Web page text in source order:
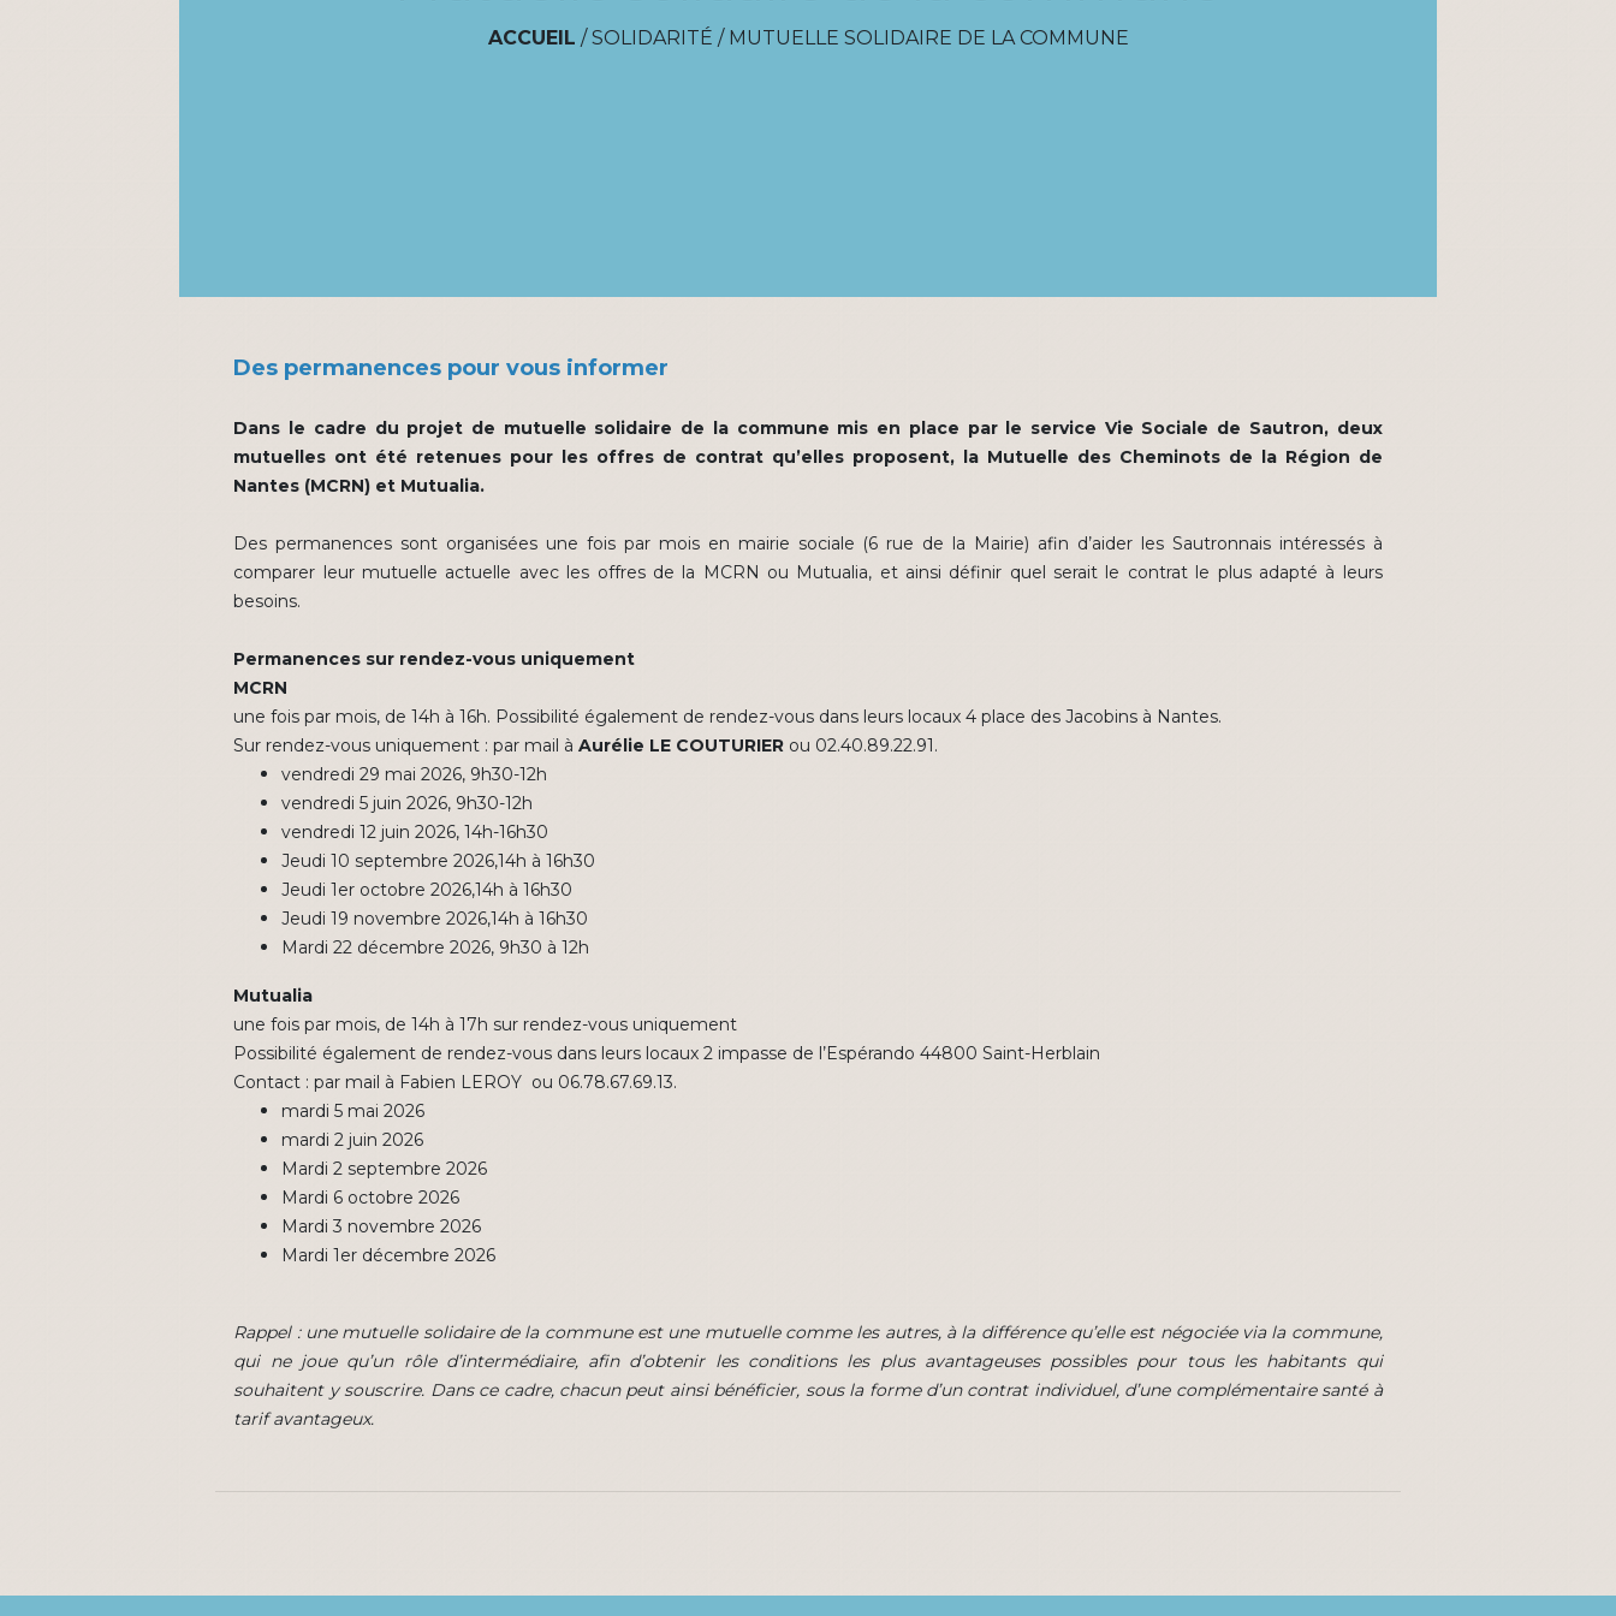
ACCUEIL /SOLIDARITÉ / MUTUELLE SOLIDAIRE DE LA COMMUNE
Des permanences pour vous informer
Dans le cadre du projet de mutuelle solidaire de la commune mis en place par le service Vie Sociale de Sautron, deux
mutuelles ont été retenues pour les offres de contrat qu’elles proposent, la Mutuelle des Cheminots de la Région de
Nantes (MCRN) et Mutualia.
Des permanences sont organisées une fois par mois en mairie sociale (6 rue de la Mairie) afin d’aider les Sautronnais intéressés à
comparer leur mutuelle actuelle avec les offres de la MCRN ou Mutualia, et ainsi définir quel serait le contrat le plus adapté à leurs
besoins.
Permanences sur rendez-vous uniquement
MCRN
une fois par mois, de 14h à 16h. Possibilité également de rendez-vous dans leurs locaux 4 place des Jacobins à Nantes.
Sur rendez-vous uniquement : par mail àAurélie LE COUTURIER ou 02.40.89.22.91.
vendredi 29 mai 2026, 9h30-12h
vendredi 5 juin 2026, 9h30-12h
vendredi 12 juin 2026, 14h-16h30
Jeudi 10 septembre 2026,14h à 16h30
Jeudi 1er octobre 2026,14h à 16h30
Jeudi 19 novembre 2026,14h à 16h30
Mardi 22 décembre 2026, 9h30 à 12h
Mutualia
une fois par mois, de 14h à 17h sur rendez-vous uniquement
Possibilité également de rendez-vous dans leurs locaux 2 impasse de l’Espérando 44800 Saint-Herblain
Contact : par mail à Fabien LEROY ou 06.78.67.69.13.
mardi 5 mai 2026
mardi 2 juin 2026
Mardi 2 septembre 2026
Mardi 6 octobre 2026
Mardi 3 novembre 2026
Mardi 1er décembre 2026
Rappel : une mutuelle solidaire de la commune est une mutuelle comme les autres, à la différence qu’elle est négociée via la commune,
qui ne joue qu’un rôle d’intermédiaire, afin d’obtenir les conditions les plus avantageuses possibles pour tous les habitants qui
souhaitent y souscrire. Dans ce cadre, chacun peut ainsi bénéficier, sous la forme d’un contrat individuel, d’une complémentaire santé à
tarif avantageux.